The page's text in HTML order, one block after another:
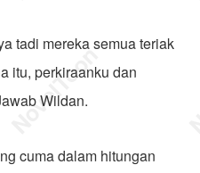
tadi mereka semua teriak
itu, perkiraanku dan
Wildan.
cuma dalam hitungan